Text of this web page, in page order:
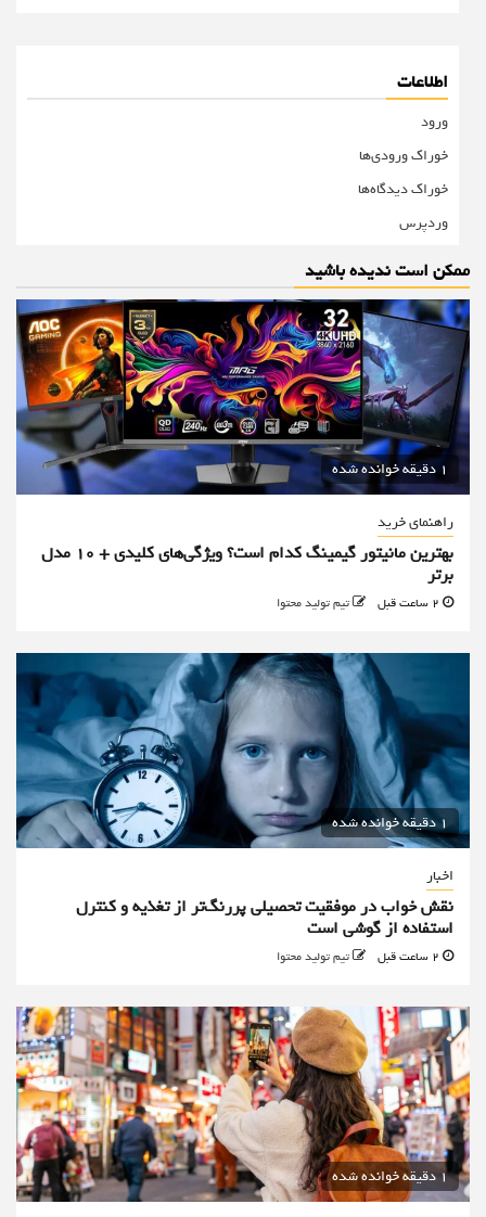
اطلاعات
ورود
خوراک ورودی‌ها
خوراک دیدگاه‌ها
وردپرس
ممکن است ندیده باشید
1 دقیقه خوانده شده
راهنمای خرید
بهترین مانیتور گیمینگ کدام است؟ ویژگی‌های کلیدی + 10 مدل
برتر
تیم تولید محتوا
1 دقیقه خوانده شده
اخبار
نقش خواب در موفقیت تحصیلی پررنگ‌تر از تغذیه و کنترل
استفاده از گوشی است
تیم تولید محتوا
1 دقیقه خوانده شده